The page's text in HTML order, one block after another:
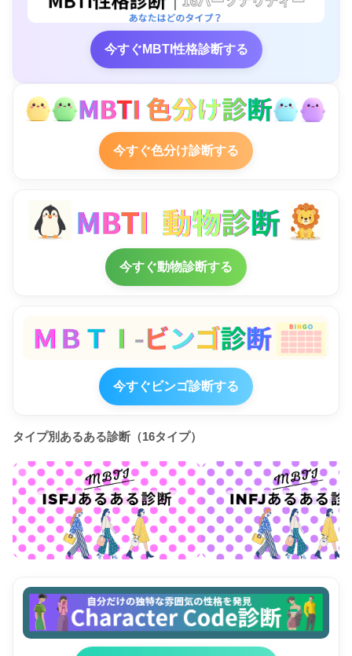
今すぐMBTI性格診断する
今すぐ色分け診断する
今すぐ動物診断する
今すぐビンゴ診断する
タイプ別あるある診断（16タイプ）